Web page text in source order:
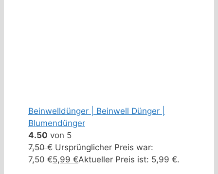
Beinwelldünger | Beinwell Dünger |
Blumendünger
4.50 von 5
7,50€ Ursprünglicher Preis war:
7,50 €5,99 €Aktueller Preis ist: 5,99 €.